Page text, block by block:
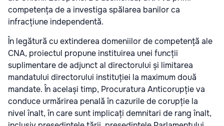
competența de a investiga spălarea banilor ca
infracțiune independentă.
În legătură cu extinderea domeniilor de competență ale
CNA, proiectul propune instituirea unei funcții
suplimentare de adjunct al directorului și limitarea
mandatului directorului instituției la maximum două
mandate. În același timp, Procuratura Anticorupție va
conduce urmărirea penală în cazurile de corupție la
nivel înalt, în care sunt implicați demnitari de rang înalt,